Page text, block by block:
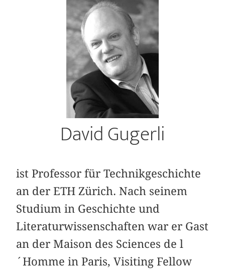
David Gugerli
ist Professor für Technikgeschichte
an der ETH Zürich. Nach seinem
Studium in Geschichte und
Literaturwissenschaften war er Gast
an der Maison des Sciences de l
´Homme in Paris, Visiting Fellow